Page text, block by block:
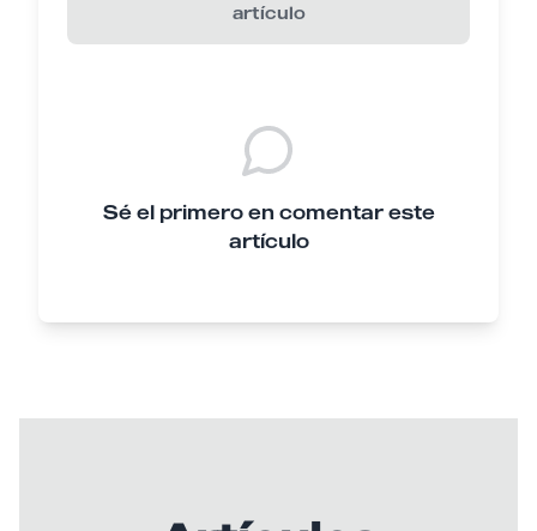
artículo
Sé el primero en comentar este
artículo